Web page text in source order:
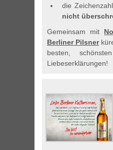
die
nicht
Gemeinsam mit
Berliner Pilsner
besten,
Liebeserklärungen!